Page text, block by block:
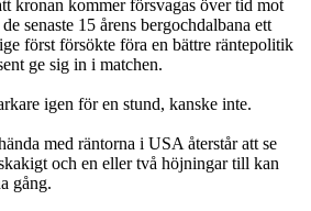
kronan kommer försvagas över tid mot
senaste 15 årens bergochdalbana ett
först försökte föra en bättre räntepolitik
ge sig in i matchen.
igen för en stund, kanske inte.
med räntorna i USA återstår att se
och en eller två höjningar till kan
gång.